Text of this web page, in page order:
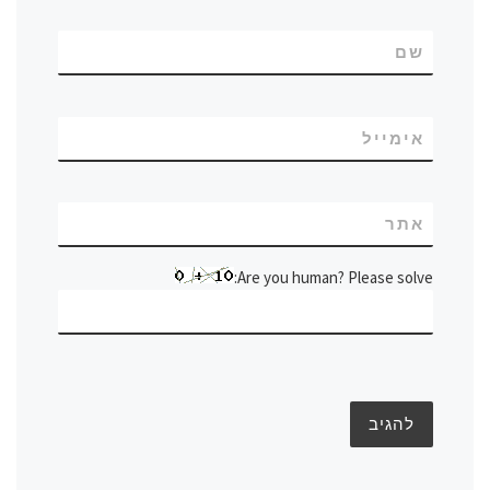
שם
אימייל
אתר
Are you human? Please solve: